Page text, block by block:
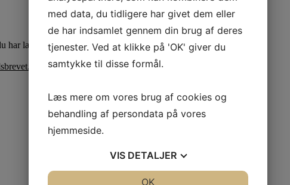
har læst og accepteret voresDatabeskyttelsespolitik.
med data, du tidligere har givet dem eller
de har indsamlet gennem din brug af deres
tjenester. Ved at klikke på 'OK' giver du
samtykke til disse formål.
Læs mere om vores brug af cookies og
behandling af persondata på vores
hjemmeside.
VIS DETALJER
OK